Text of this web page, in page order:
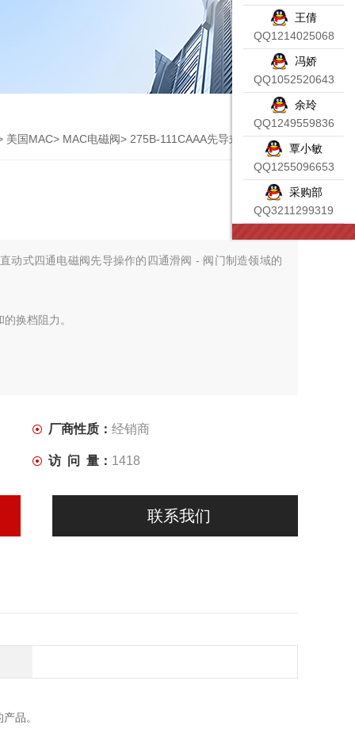
美国MAC> MAC电磁阀> 275B-111CAAA先导式MAC电磁阀
动式四通电磁阀先导操作的四通滑阀 - 阀门制造领域的
换档阻力。
厂商性质： 经销商
访 问 量： 1418
联系我们
品。
王倩
QQ1214025068
冯娇
QQ1052520643
余玲
QQ1249559836
覃小敏
QQ1255096653
采购部
QQ3211299319